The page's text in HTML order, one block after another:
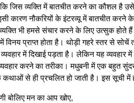
कि जिस व्यक्ति में बातचीत करने का कौशल है
कारण नौकरियों के इंटरव्यू में बातचीत करने
भी हमसे संचार करने के लिए उत्सुक होते
प्राप्त होता है। थोड़ी गहरे स्तर से सोचें
में दिखाई पड़ता है। लेकिन यह व्यवहार में
करने का तरीका। मधुबनी में एक बहुत
से ही प्रचलित हो जाती है। इस सूची में
बोलिए मन का आप खोए,